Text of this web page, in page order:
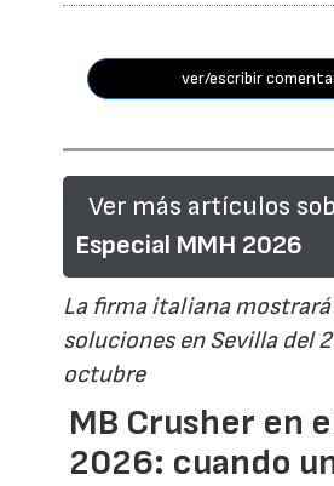
ver/escribir
Ver más artículos
Especial MMH 2026
La firma italiana mostrará
soluciones en Sevilla del
octubre
MB Crusher en
2026: cuando